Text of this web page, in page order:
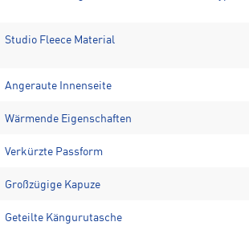
Studio Fleece Material
Angeraute Innenseite
Wärmende Eigenschaften
Verkürzte Passform
Großzügige Kapuze
Geteilte Kängurutasche